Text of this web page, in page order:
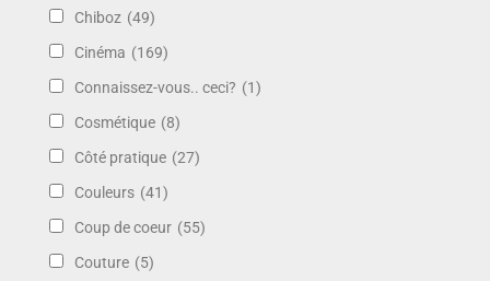
Chiboz (49)
Cinéma (169)
Connaissez-vous.. ceci? (1)
Cosmétique (8)
Côté pratique (27)
Couleurs (41)
Coup de coeur (55)
Couture (5)